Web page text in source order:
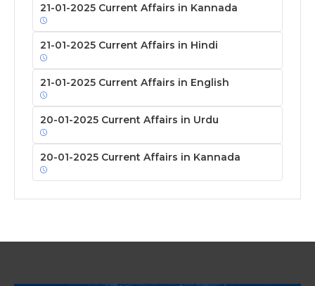
21-01-2025 Current Affairs in Kannada
21-01-2025 Current Affairs in Hindi
21-01-2025 Current Affairs in English
20-01-2025 Current Affairs in Urdu
20-01-2025 Current Affairs in Kannada